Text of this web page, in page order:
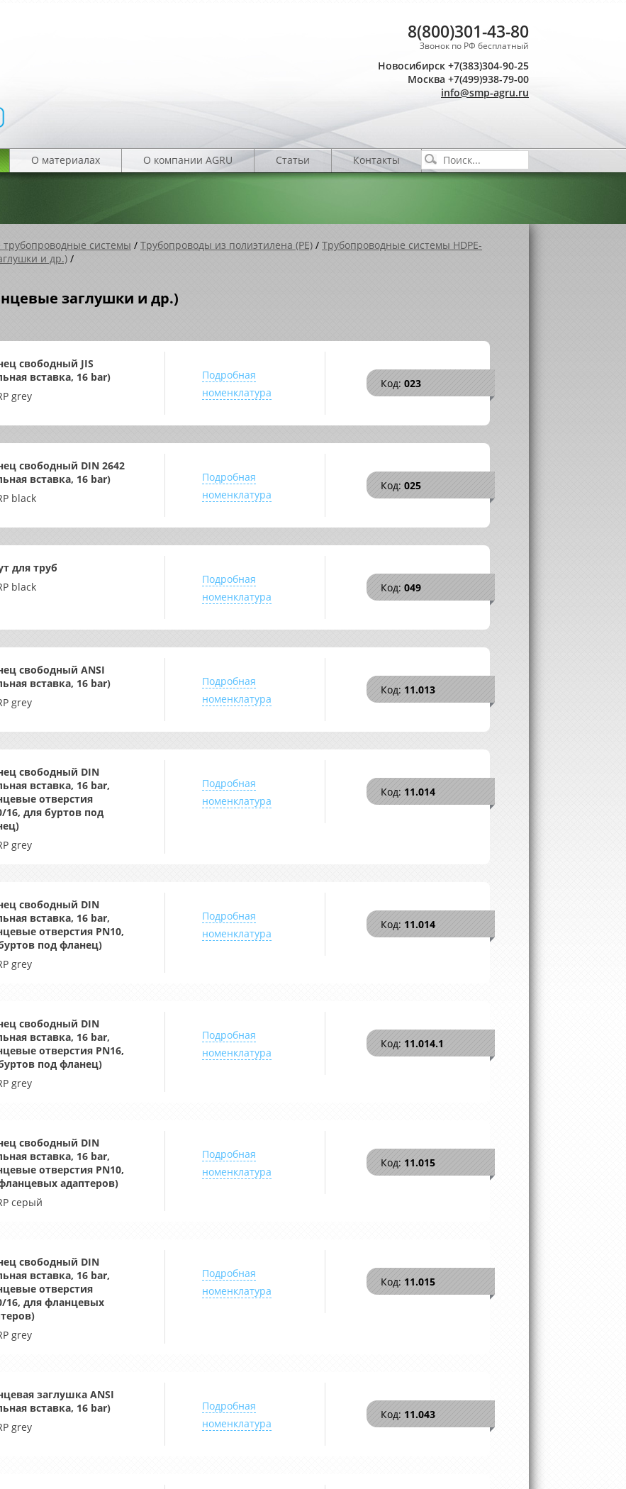
8(800)301-43-80
Звонок по РФ бесплатный
Новосибирск +7(383)304-90-25
Москва +7(499)938-79-00
info@smp-agru.ru
О материалах О компании AGRU Статьи Контакты
системы / Трубопроводы из полиэтилена (PE) / Трубопроводные системы HDPE-
и др.) /
заглушки и др.)
свободный JIS
вставка, 16 bar)
grey
Подробная
номенклатура
Код: 023
свободный DIN 2642
вставка, 16 bar)
black
Подробная
номенклатура
Код: 025
для труб
black
Подробная
номенклатура
Код: 049
свободный ANSI
вставка, 16 bar)
grey
Подробная
номенклатура
Код: 11.013
свободный DIN
вставка, 16 bar,
отверстия
16, для буртов под
grey
Подробная
номенклатура
Код: 11.014
свободный DIN
вставка, 16 bar,
отверстия PN10,
под фланец)
grey
Подробная
номенклатура
Код: 11.014
свободный DIN
вставка, 16 bar,
отверстия PN16,
под фланец)
grey
Подробная
номенклатура
Код: 11.014.1
свободный DIN
вставка, 16 bar,
отверстия PN10,
адаптеров)
серый
Подробная
номенклатура
Код: 11.015
свободный DIN
вставка, 16 bar,
отверстия
16, для фланцевых
grey
Подробная
номенклатура
Код: 11.015
заглушка ANSI
вставка, 16 bar)
grey
Подробная
номенклатура
Код: 11.043